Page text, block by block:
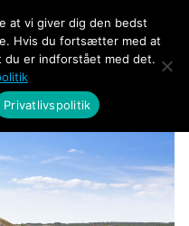
at vi giver dig den bedst
Hvis du fortsætter med at
du er indforstået med det.
Privatlivspolitik